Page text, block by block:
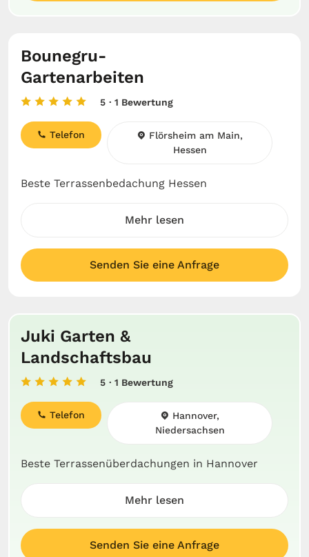
Bounegru-
Gartenarbeiten
5 · 1 Bewertung
Beste Terrassenbedachung Hessen
Telefon
Flörsheim am Main,
Hessen
Mehr lesen
Senden Sie eine Anfrage
Juki Garten &
Landschaftsbau
5 · 1 Bewertung
Beste Terrassenüberdachungen in Hannover
Telefon
Hannover,
Niedersachsen
Mehr lesen
Senden Sie eine Anfrage